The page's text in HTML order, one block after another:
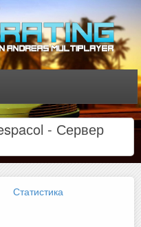
- Сервер
Статистика